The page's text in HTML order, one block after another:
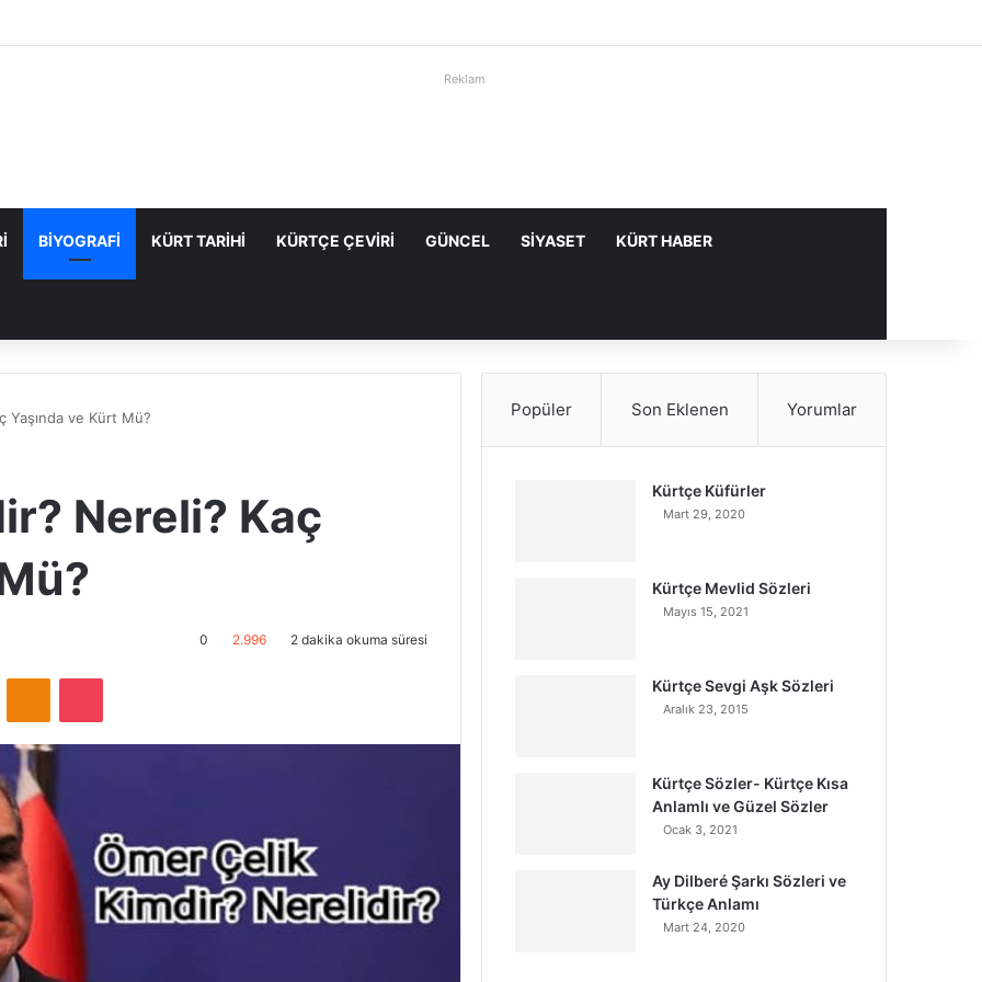
Reklam
BIYOGRAFI KÜRT TARIHI KÜRTÇE ÇEVIRI GÜNCEL SIYASET KÜRT HABER
Yaşında ve Kürt Mü?
Nereli? Kaç
0 2.996 2 dakika okuma süresi
Popüler Son Eklenen Yorumlar
Kürtçe Küfürler
Mart 29, 2020
Kürtçe Mevlid Sözleri
Mayıs 15, 2021
Kürtçe Sevgi Aşk Sözleri
Aralık 23, 2015
Kürtçe Sözler- Kürtçe Kısa
Anlamlı ve Güzel Sözler
Ocak 3, 2021
Ay Dilberé Şarkı Sözleri ve
Türkçe Anlamı
Mart 24, 2020